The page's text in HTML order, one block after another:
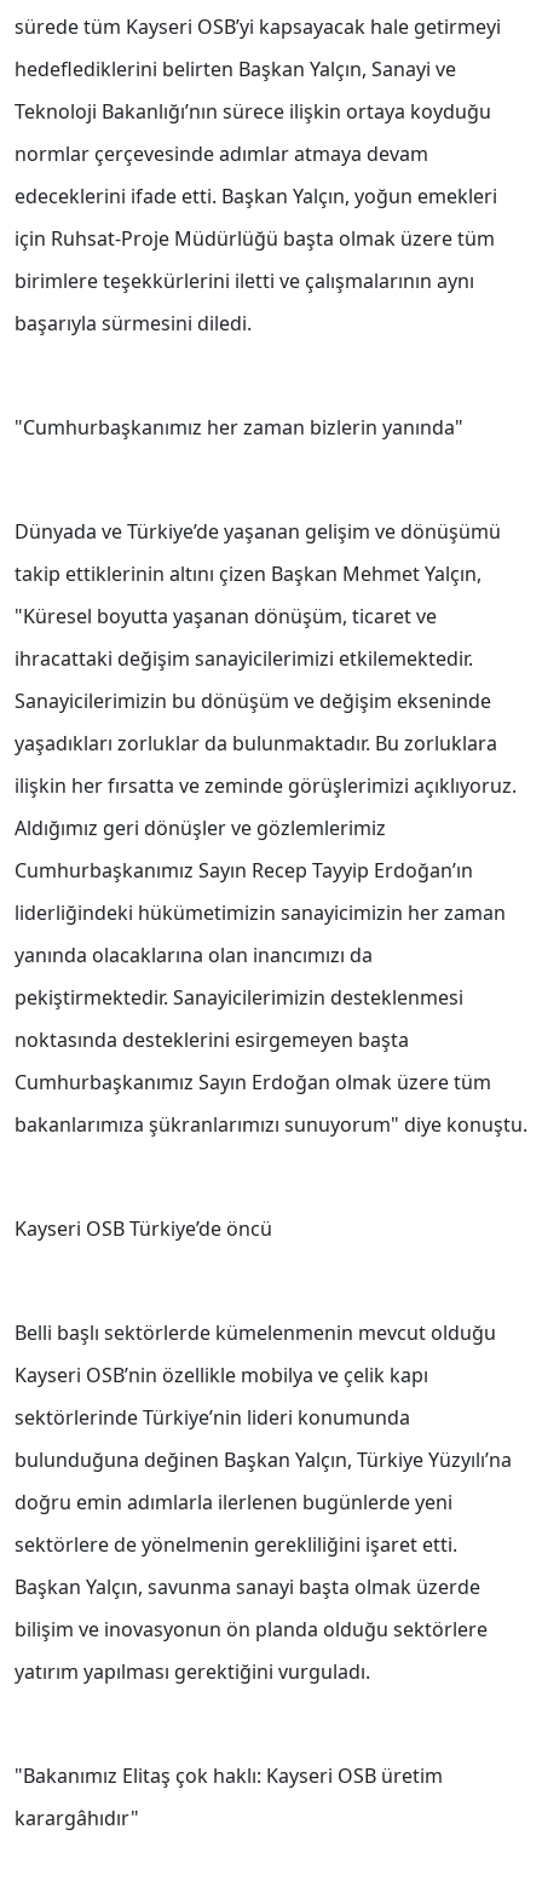
sürede tüm Kayseri OSB’yi kapsayacak hale getirmeyi
hedeflediklerini belirten Başkan Yalçın, Sanayi ve
Teknoloji Bakanlığı’nın sürece ilişkin ortaya koyduğu
normlar çerçevesinde adımlar atmaya devam
edeceklerini ifade etti. Başkan Yalçın, yoğun emekleri
için Ruhsat-Proje Müdürlüğü başta olmak üzere tüm
birimlere teşekkürlerini iletti ve çalışmalarının aynı
başarıyla sürmesini diledi.
"Cumhurbaşkanımız her zaman bizlerin yanında"
Dünyada ve Türkiye’de yaşanan gelişim ve dönüşümü
takip ettiklerinin altını çizen Başkan Mehmet Yalçın,
"Küresel boyutta yaşanan dönüşüm, ticaret ve
ihracattaki değişim sanayicilerimizi etkilemektedir.
Sanayicilerimizin bu dönüşüm ve değişim ekseninde
yaşadıkları zorluklar da bulunmaktadır. Bu zorluklara
ilişkin her fırsatta ve zeminde görüşlerimizi açıklıyoruz.
Aldığımız geri dönüşler ve gözlemlerimiz
Cumhurbaşkanımız Sayın Recep Tayyip Erdoğan’ın
liderliğindeki hükümetimizin sanayicimizin her zaman
yanında olacaklarına olan inancımızı da
pekiştirmektedir. Sanayicilerimizin desteklenmesi
noktasında desteklerini esirgemeyen başta
Cumhurbaşkanımız Sayın Erdoğan olmak üzere tüm
bakanlarımıza şükranlarımızı sunuyorum" diye konuştu.
Kayseri OSB Türkiye’de öncü
Belli başlı sektörlerde kümelenmenin mevcut olduğu
Kayseri OSB’nin özellikle mobilya ve çelik kapı
sektörlerinde Türkiye’nin lideri konumunda
bulunduğuna değinen Başkan Yalçın, Türkiye Yüzyılı’na
doğru emin adımlarla ilerlenen bugünlerde yeni
sektörlere de yönelmenin gerekliliğini işaret etti.
Başkan Yalçın, savunma sanayi başta olmak üzerde
bilişim ve inovasyonun ön planda olduğu sektörlere
yatırım yapılması gerektiğini vurguladı.
"Bakanımız Elitaş çok haklı: Kayseri OSB üretim
karargâhıdır"